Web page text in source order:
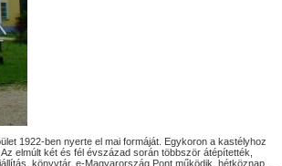
1922-ben nyerte el mai formáját. Egykoron a kastélyhoz
elmúlt két és fél évszázad során többször átépítették,
könyvtár, e-Magyarország Pont működik, hétköznap